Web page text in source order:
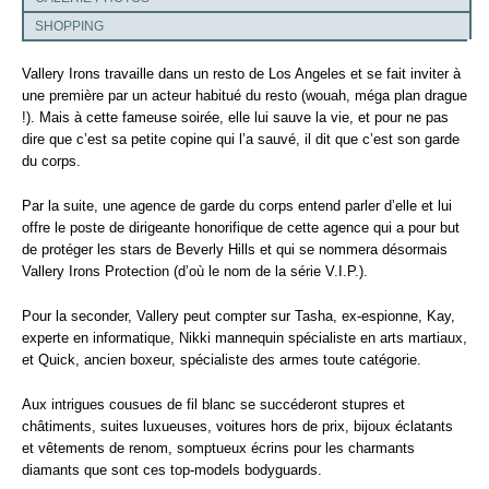
SHOPPING
Vallery Irons travaille dans un resto de Los Angeles et se fait inviter à
une première par un acteur habitué du resto (wouah, méga plan drague
!). Mais à cette fameuse soirée, elle lui sauve la vie, et pour ne pas
dire que c’est sa petite copine qui l’a sauvé, il dit que c’est son garde
du corps.
Par la suite, une agence de garde du corps entend parler d’elle et lui
offre le poste de dirigeante honorifique de cette agence qui a pour but
de protéger les stars de Beverly Hills et qui se nommera désormais
Vallery Irons Protection (d’où le nom de la série V.I.P.).
Pour la seconder, Vallery peut compter sur Tasha, ex-espionne, Kay,
experte en informatique, Nikki mannequin spécialiste en arts martiaux,
et Quick, ancien boxeur, spécialiste des armes toute catégorie.
Aux intrigues cousues de fil blanc se succéderont stupres et
châtiments, suites luxueuses, voitures hors de prix, bijoux éclatants
et vêtements de renom, somptueux écrins pour les charmants
diamants que sont ces top-models bodyguards.